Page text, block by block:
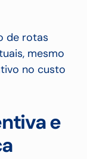
de rotas
mesmo
no custo
e